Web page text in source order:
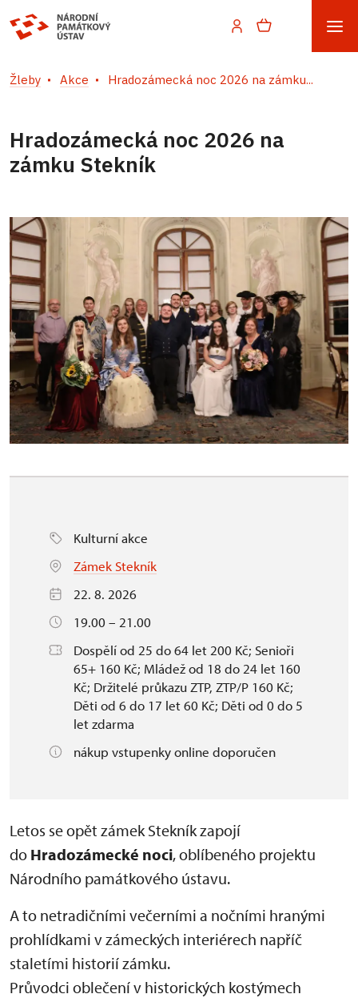
Žleby Akce Hradozámecká noc 2026 na zámku...
Hradozámecká noc 2026 na
zámku Stekník
Kulturní akce
Zámek Stekník
22. 8. 2026
19.00 – 21.00
Dospělí od 25 do 64 let 200 Kč; Senioři
65+ 160 Kč; Mládež od 18 do 24 let 160
Kč; Držitelé průkazu ZTP, ZTP/P 160 Kč;
Děti od 6 do 17 let 60 Kč; Děti od 0 do 5
let zdarma
nákup vstupenky online doporučen
Letos se opět zámek Stekník zapojí
do Hradozámecké noci, oblíbeného projektu
Národního památkového ústavu.
A to netradičními večerními a nočními hranými
prohlídkami v zámeckých interiérech napříč
staletími historií zámku.
Průvodci oblečení v historických kostýmech